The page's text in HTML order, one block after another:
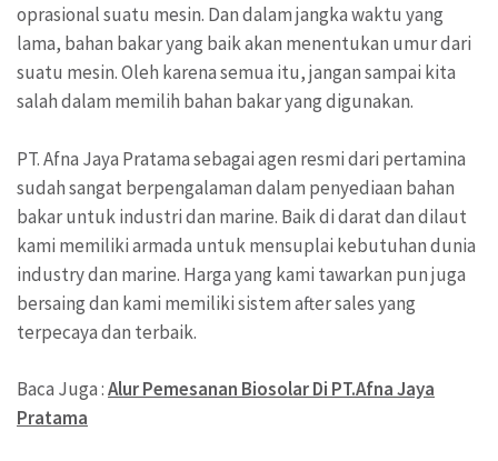
oprasional suatu mesin. Dan dalam jangka waktu yang
lama, bahan bakar yang baik akan menentukan umur dari
suatu mesin. Oleh karena semua itu, jangan sampai kita
salah dalam memilih bahan bakar yang digunakan.
PT. Afna Jaya Pratama sebagai agen resmi dari pertamina
sudah sangat berpengalaman dalam penyediaan bahan
bakar untuk industri dan marine. Baik di darat dan dilaut
kami memiliki armada untuk mensuplai kebutuhan dunia
industry dan marine. Harga yang kami tawarkan pun juga
bersaing dan kami memiliki sistem after sales yang
terpecaya dan terbaik.
Baca Juga :Alur Pemesanan Biosolar Di PT.Afna Jaya
Pratama